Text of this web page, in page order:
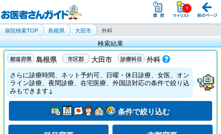
病院検索TOP 島根県 大田市 外科
検索結果
島根県 大田市 外科
さらに診療時間、ネット予約可、日曜・休日診療、女医、オン
ライン診療、夜間診療、在宅医療、外国語対応の条件で絞り込
みもできます↓
条件で絞り込む